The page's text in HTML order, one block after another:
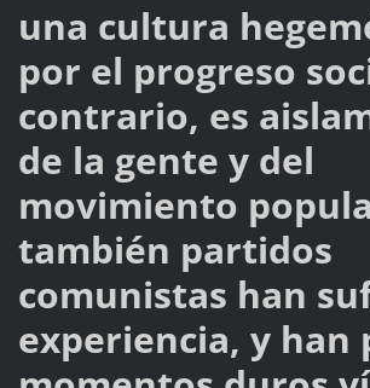
una cultura
por el progreso
contrario, es
de la gente y del
movimiento
también partidos
comunistas han
experiencia, y han